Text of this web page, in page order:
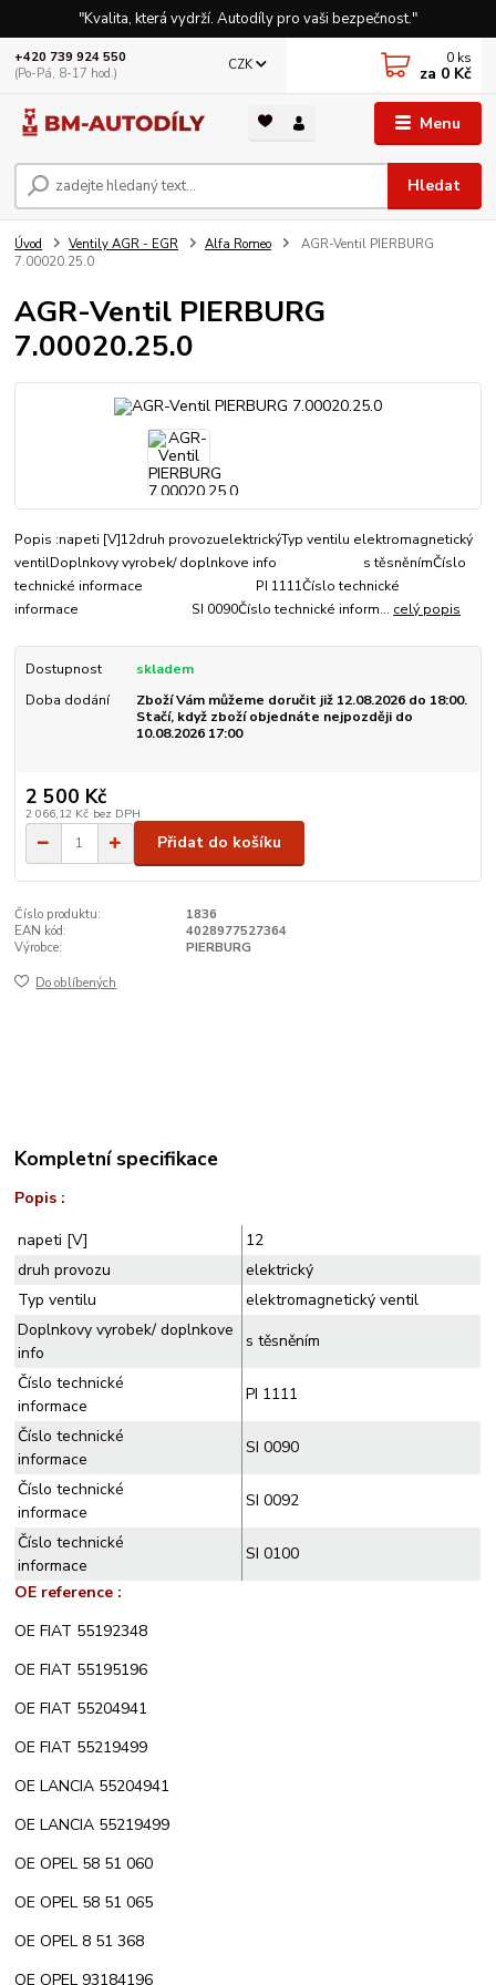
"Kvalita, která vydrží. Autodíly pro vaši bezpečnost."
Menu
CZK
Hledat
+420 739 924 550
(Po-Pá, 8-17 hod.)
0 ks
za 0 Kč
Úvod Ventily AGR - EGR Alfa Romeo
AGR-Ventil PIERBURG
7.00020.25.0
AGR-Ventil PIERBURG
7.00020.25.0
Popis :napeti [V]12druh provozuelektrickýTyp ventilu elektromagnetický
ventilDoplnkovy vyrobek/ doplnkove info s těsněnímČíslo
technické informace PI 1111Číslo technické
informace SI 0090Číslo technické inform... celý popis
Dostupnost
skladem
Doba dodání
Zboží Vám můžeme doručit již 12.08.2026 do 18:00.
Stačí, když zboží objednáte nejpozději do
10.08.2026 17:00
2 500 Kč
2 066,12 Kč bez DPH
Přidat do košíku
Číslo produktu:
1836
EAN kód:
4028977527364
Výrobce:
PIERBURG
Do oblíbených
Kompletní specifikace
Popis :
napeti [V]
12
druh provozu
elektrický
Typ ventilu
elektromagnetický ventil
Doplnkovy vyrobek/ doplnkove
info
s těsněním
Číslo technické
informace
PI 1111
Číslo technické
informace
SI 0090
Číslo technické
informace
SI 0092
Číslo technické
informace
SI 0100
OE reference :
OE FIAT 55192348
OE FIAT 55195196
OE FIAT 55204941
OE FIAT 55219499
OE LANCIA 55204941
OE LANCIA 55219499
OE OPEL 58 51 060
OE OPEL 58 51 065
OE OPEL 8 51 368
OE OPEL 93184196